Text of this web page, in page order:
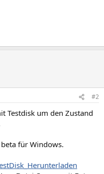
#2
Testdisk um den Zustand
für Windows.